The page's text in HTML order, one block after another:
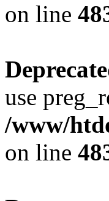
on line
use
/www/
on line